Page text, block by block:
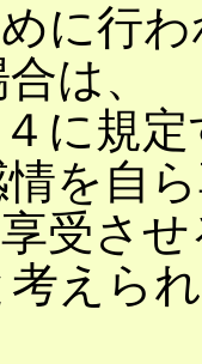
に行
は、
に規
を自
受さ
えら